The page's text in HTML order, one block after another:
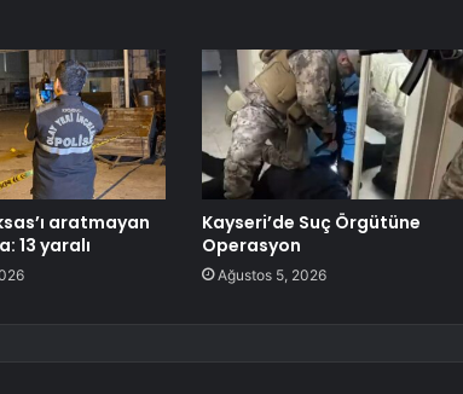
aratmayan
13 yaralı
Kayseri’de Suç Örgütüne
Operasyon
Ağustos 5, 2026